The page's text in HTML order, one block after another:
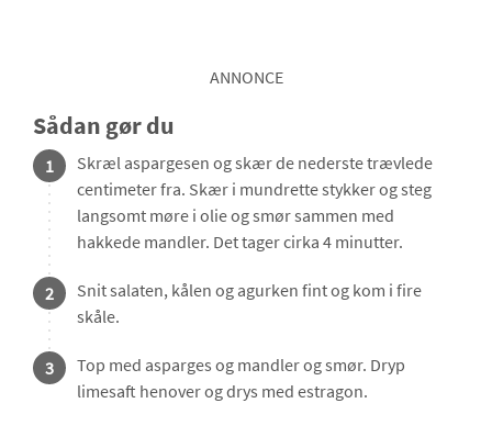
ANNONCE
Sådan gør du
1
Skræl aspargesen og skær de nederste trævlede
centimeter fra. Skær i mundrette stykker og steg
langsomt møre i olie og smør sammen med
hakkede mandler. Det tager cirka 4 minutter.
2
Snit salaten, kålen og agurken fint og kom i fire
skåle.
3
Top med asparges og mandler og smør. Dryp
limesaft henover og drys med estragon.